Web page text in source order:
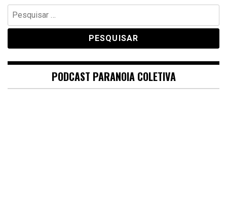
Pesquisar
por:
PODCAST PARANOIA COLETIVA